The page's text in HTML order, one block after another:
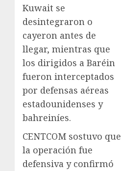
Kuwait se
desintegraron o
cayeron antes de
llegar, mientras que
los dirigidos a Baréin
fueron interceptados
por defensas aéreas
estadounidenses y
bahreiníes.
CENTCOM sostuvo que
la operación fue
defensiva y confirmó